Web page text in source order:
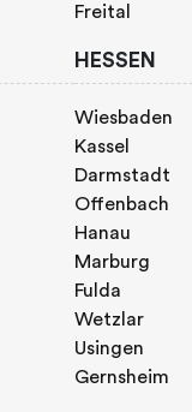
Freital
HESSEN
Wiesbaden
Kassel
Darmstadt
Offenbach
Hanau
Marburg
Fulda
Wetzlar
Usingen
Gernsheim